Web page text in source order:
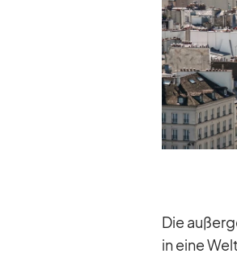
Die
in eine